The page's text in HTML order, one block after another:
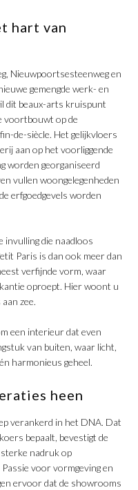
hart van
Nieuwpoortsesteenweg en
gemengde werk- en
dit beaux-arts kruispunt
voortbouwt op de
de-siècle. Het gelijkvloers
aan op het voorliggende
worden georganiseerd
vullen woongelegenheden
erfgoedgevels worden
invulling die naadloos
Paris is dan ook meer dan
verfijnde vorm, waar
oproept. Hier woont u
zee.
een interieur dat even
van buiten, waar licht,
harmonieus geheel.
heen
verankerd in het DNA. Dat
bepaalt, bevestigt de
nadruk op
voor vormgeving en
ervoor dat de showrooms